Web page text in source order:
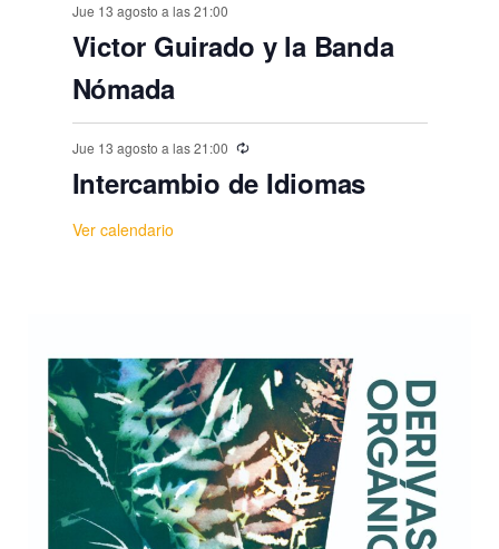
Jue 13 agosto a las 21:00
Victor Guirado y la Banda
Nómada
Jue 13 agosto a las 21:00
Intercambio de Idiomas
Ver calendario